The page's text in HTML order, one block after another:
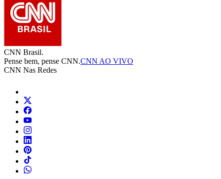
CNN Brasil.
Pense bem, pense CNN.CNN AO VIVO
CNN Nas Redes